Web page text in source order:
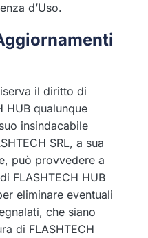
d’Uso.
il diritto di
HUB qualunque
insindacabile
SRL, a sua
può provvedere a
FLASHTECH HUB
eliminare eventuali
che siano
di FLASHTECH